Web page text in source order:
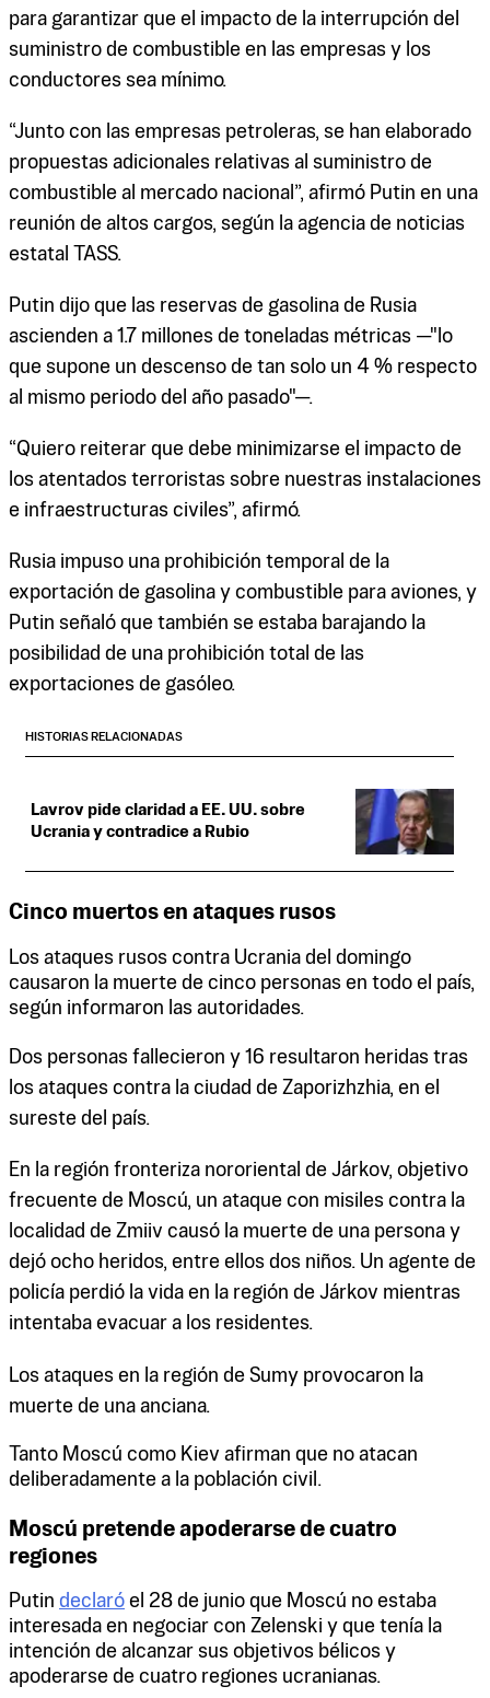
para garantizar que el impacto de la interrupción del
suministro de combustible en las empresas y los
conductores sea mínimo.
“Junto con las empresas petroleras, se han elaborado
propuestas adicionales relativas al suministro de
combustible al mercado nacional”, afirmó Putin en una
reunión de altos cargos, según la agencia de noticias
estatal TASS.
Putin dijo que las reservas de gasolina de Rusia
ascienden a 1.7 millones de toneladas métricas —"lo
que supone un descenso de tan solo un 4 % respecto
al mismo periodo del año pasado"—.
“Quiero reiterar que debe minimizarse el impacto de
los atentados terroristas sobre nuestras instalaciones
e infraestructuras civiles”, afirmó.
Rusia impuso una prohibición temporal de la
exportación de gasolina y combustible para aviones, y
Putin señaló que también se estaba barajando la
posibilidad de una prohibición total de las
exportaciones de gasóleo.
HISTORIAS RELACIONADAS
Lavrov pide claridad a EE. UU. sobre
Ucrania y contradice a Rubio
Cinco muertos en ataques rusos
Los ataques rusos contra Ucrania del domingo
causaron la muerte de cinco personas en todo el país,
según informaron las autoridades.
Dos personas fallecieron y 16 resultaron heridas tras
los ataques contra la ciudad de Zaporizhzhia, en el
sureste del país.
En la región fronteriza nororiental de Járkov, objetivo
frecuente de Moscú, un ataque con misiles contra la
localidad de Zmiiv causó la muerte de una persona y
dejó ocho heridos, entre ellos dos niños. Un agente de
policía perdió la vida en la región de Járkov mientras
intentaba evacuar a los residentes.
Los ataques en la región de Sumy provocaron la
muerte de una anciana.
Tanto Moscú como Kiev afirman que no atacan
deliberadamente a la población civil.
Moscú pretende apoderarse de cuatro
regiones
Putin declaró el 28 de junio que Moscú no estaba
interesada en negociar con Zelenski y que tenía la
intención de alcanzar sus objetivos bélicos y
apoderarse de cuatro regiones ucranianas.